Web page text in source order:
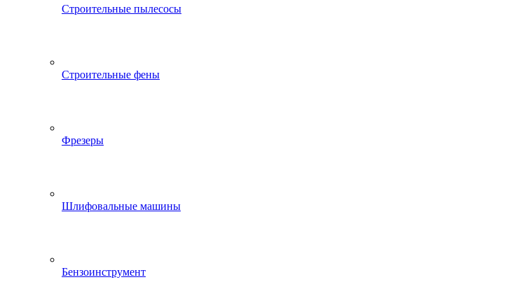
Строительные пылесосы
Строительные фены
Фрезеры
Шлифовальные машины
Бензоинструмент